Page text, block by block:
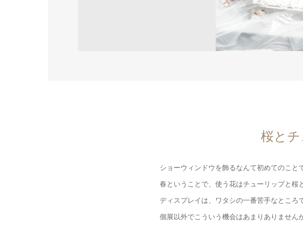
桜と
ショーウィンドウを飾るなんて初めてのこと
春ということで、使う花はチューリップと
ディスプレイは、ワタシの一番苦手なところ
個展以外でこういう機会はあまりありません